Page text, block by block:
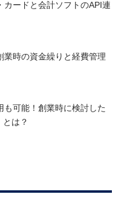
カードと会計ソフトのAPI連
業時の資金繰りと経費管理
も可能！創業時に検討した
は？